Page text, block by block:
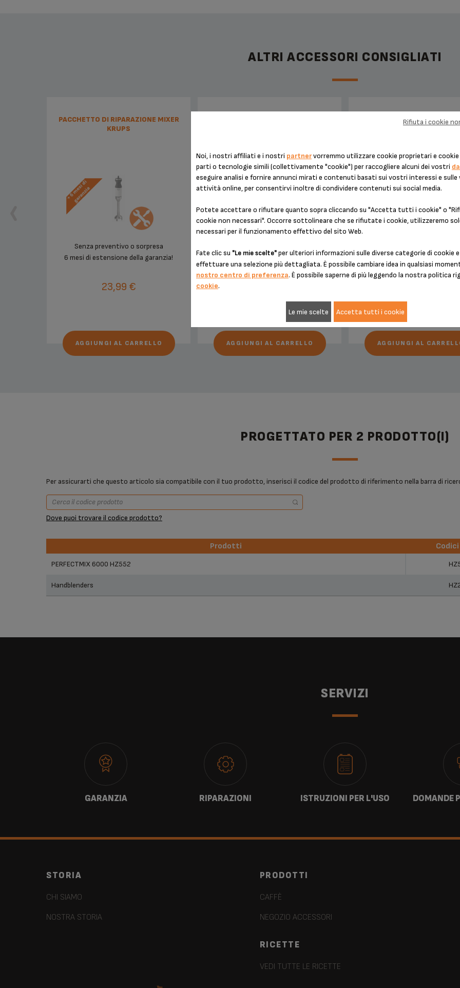
ALTRI ACCESSORI CONSIGLIATI
PACCHETTO DI RIPARAZIONE MIXER
KRUPS
Senza preventivo o sorpresa
6 mesi di estensione della garanzia!
23,99 €
AGGIUNGI AL CARRELLO
Scorte disponibili
AGGIUNGI AL CARRELLO
RECIPIENTE TRITATUTTO
Scorte disponibili
AGGIUNGI AL
PROGETTATO PER 2 PRODOTTO(I)
Per assicurarti che questo articolo sia compatibile con il tuo prodotto, inserisci il codice del prodotto di riferimento nella barra di
Dove puoi trovare il codice prodotto?
Prodotti
PERFECTMIX 6000 HZ552
Handblenders
SERVIZI
GARANZIA RIPARAZIONI ISTRUZIONI PER L'USO DOMANDE
PRODOTTI
CAFFÈ
NEGOZIO ACCESSORI
STORIA
CHI SIAMO
NOSTRA STORIA
RICETTE
VEDI TUTTE LE RICETTE
Noi, i nostri affiliati e i nostri partnervorremmo utilizzare cookie proprietari e
parti o tecnologie simili (collettivamente "cookie") per raccogliere alcuni dei vostri
eseguire analisi e fornire annunci mirati e contenuti basati sui vostri interessi e sulle
attività online, per consentirvi inoltre di condividere contenuti sui social media.
Potete accettare o rifiutare quanto sopra cliccando su "Accetta tutti i cookie" o
cookie non necessari". Occorre sottolineare che se rifiutate i cookie, utilizzeremo
necessari per il funzionamento effettivo del sito Web.
Fate clic su "Le mie scelte"per ulteriori informazioni sulle diverse categorie di cookie
effettuare una selezione più dettagliata. È possibile cambiare idea in qualsiasi
nostro centro di preferenza. È possibile saperne di più leggendo la nostra politica
cookie.
Rifiuta i cookie
Le mie scelte Accetta tutti i cookie